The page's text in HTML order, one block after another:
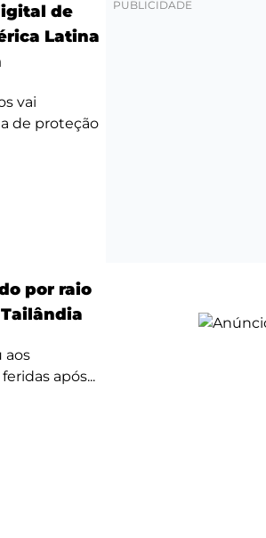
de
Latina
vai
de proteção
por raio
aos
após...